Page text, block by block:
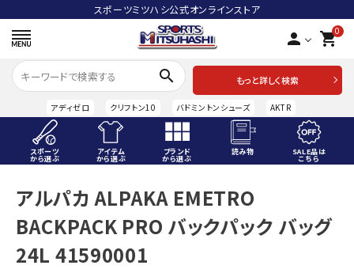
スポーツミツハシ公式オンラインストア
person 0
shopping_cart
search
もっと詳しく検索
アディゼロ クリフトン10 バドミントンシューズ AKTR
スポーツ
から選ぶ
アイテム
から選ぶ
ブランド
から選ぶ
読み物 SALE品は
こちら
ACCOUNT MENU
ようこそ ゲスト 様
meeting_room ログイン person
アルパカ ALPAKA EMETRO
BACKPACK PRO バックパック バッグ
24L 41590001